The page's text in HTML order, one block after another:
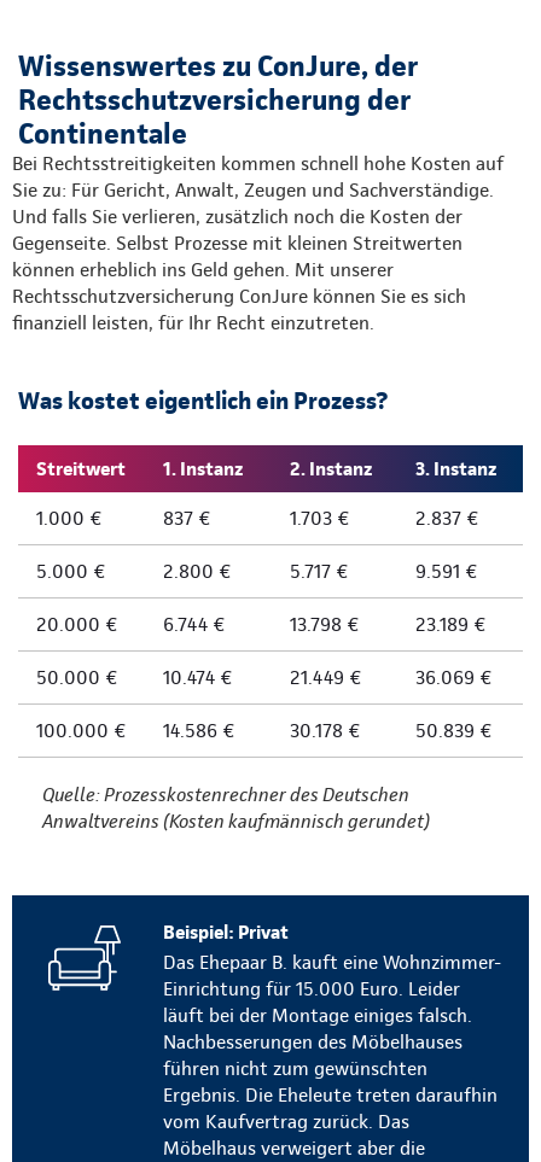
Wissenswertes zu ConJure, der
Rechtsschutzversicherung der
Continentale
Bei Rechtsstreitigkeiten kommen schnell hohe Kosten auf
Sie zu: Für Gericht, Anwalt, Zeugen und Sachverständige.
Und falls Sie verlieren, zusätzlich noch die Kosten der
Gegenseite. Selbst Prozesse mit kleinen Streitwerten
können erheblich ins Geld gehen. Mit unserer
Rechtsschutzversicherung ConJure können Sie es sich
finanziell leisten, für Ihr Recht einzutreten.
Was kostet eigentlich ein Prozess?
Streitwert 1. Instanz 2. Instanz 3. Instanz
1.000 € 837 € 1.703 € 2.837 €
5.000 € 2.800 € 5.717 € 9.591 €
20.000 € 6.744 € 13.798 € 23.189 €
50.000 € 10.474 € 21.449 € 36.069 €
100.000 € 14.586 € 30.178 € 50.839 €
Quelle: Prozesskostenrechner des Deutschen
Anwaltvereins (Kosten kaufmännisch gerundet)
Beispiel: Privat
Das Ehepaar B. kauft eine Wohnzimmer-
Einrichtung für 15.000 Euro. Leider
läuft bei der Montage einiges falsch.
Nachbesserungen des Möbelhauses
führen nicht zum gewünschten
Ergebnis. Die Eheleute treten daraufhin
vom Kaufvertrag zurück. Das
Möbelhaus verweigert aber die